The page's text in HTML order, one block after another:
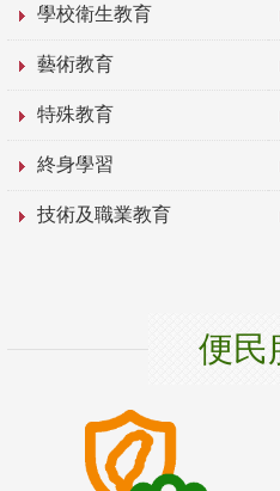
學校衛生教育
藝術教育
特殊教育
終身學習
技術及職業教育
便民